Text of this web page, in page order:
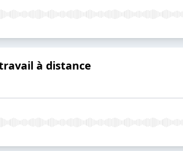
à distance